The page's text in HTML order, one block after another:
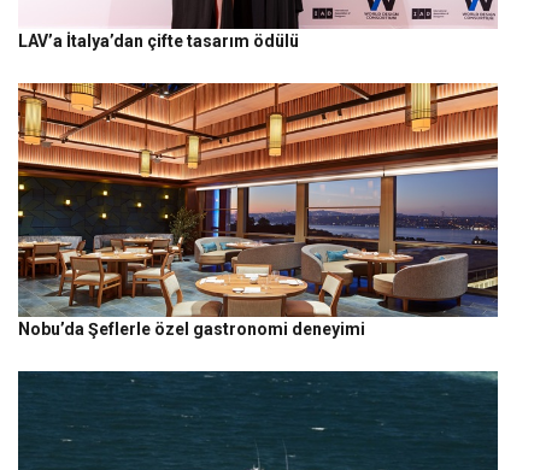
LAV’a İtalya’dan çifte tasarım ödülü
Nobu’da Şeflerle özel gastronomi deneyimi